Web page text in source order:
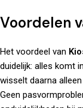
Voordelen
Het voordeel van
duidelijk: alles komt
wisselt daarna
Geen